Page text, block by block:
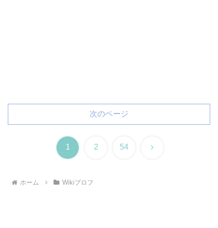
次のページ
1 2 54 次
ホーム Wikiプロフ